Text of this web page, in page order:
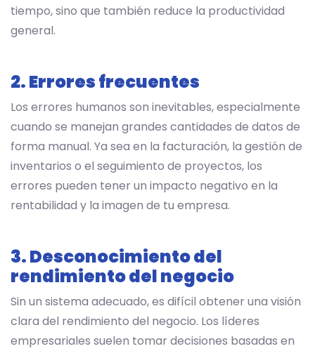
tiempo, sino que también reduce la productividad
general.
2. Errores frecuentes
Los errores humanos son inevitables, especialmente
cuando se manejan grandes cantidades de datos de
forma manual. Ya sea en la facturación, la gestión de
inventarios o el seguimiento de proyectos, los
errores pueden tener un impacto negativo en la
rentabilidad y la imagen de tu empresa.
3. Desconocimiento del
rendimiento del negocio
Sin un sistema adecuado, es difícil obtener una visión
clara del rendimiento del negocio. Los líderes
empresariales suelen tomar decisiones basadas en